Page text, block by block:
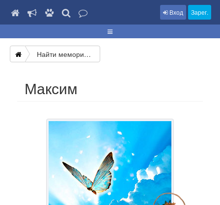
Вход Зарег.
Найти мемориал
Максим